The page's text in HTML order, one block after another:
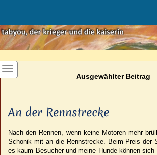
Ausgewählter Beitrag
An der Rennstrecke
Nach den Rennen, wenn keine Motoren mehr
Schonik mit an die Rennstrecke. Beim Preis der
es kaum Besucher und meine Hunde können sich